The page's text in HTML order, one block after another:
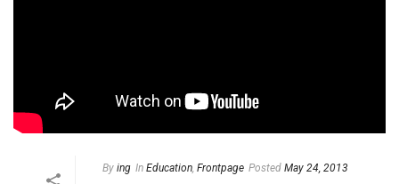
By ing In Education, Frontpage Posted May 24, 2013